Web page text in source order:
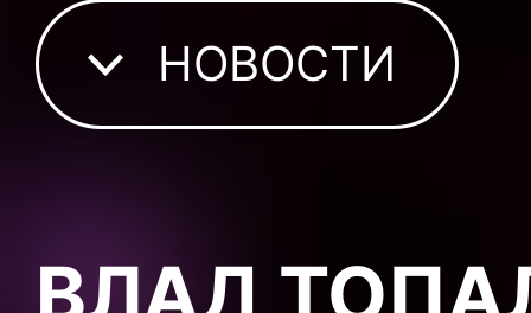
НОВОСТИ